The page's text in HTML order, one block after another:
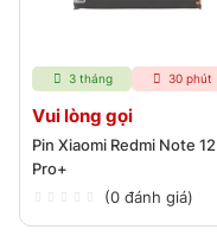
3 tháng 30 phút
Vui lòng gọi
Pin Xiaomi Redmi Note 12
Pro+
(0 đánh giá)